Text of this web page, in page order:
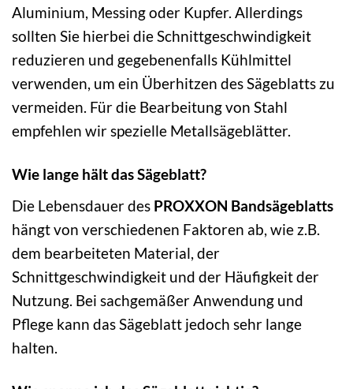
Aluminium, Messing oder Kupfer. Allerdings
sollten Sie hierbei die Schnittgeschwindigkeit
reduzieren und gegebenenfalls Kühlmittel
verwenden, um ein Überhitzen des Sägeblatts zu
vermeiden. Für die Bearbeitung von Stahl
empfehlen wir spezielle Metallsägeblätter.
Wie lange hält das Sägeblatt?
Die Lebensdauer des PROXXON Bandsägeblatts
hängt von verschiedenen Faktoren ab, wie z.B.
dem bearbeiteten Material, der
Schnittgeschwindigkeit und der Häufigkeit der
Nutzung. Bei sachgemäßer Anwendung und
Pflege kann das Sägeblatt jedoch sehr lange
halten.